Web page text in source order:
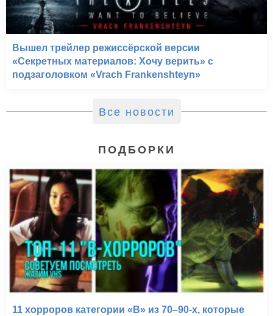
Вышел трейлер режиссёрской версии
«Секретных материалов: Хочу верить» с
подзаголовком «Vrach Frankenshteyn»
Все новости
ПОДБОРКИ
11 хорроров категории «B» из 70–90-х, которые